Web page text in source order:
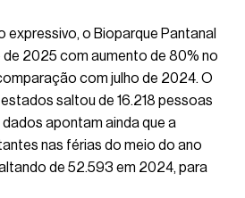
expressivo, o Bioparque Pantanal
de 2025 com aumento de 80% no
com julho de 2024. O
saltou de 16.218 pessoas
apontam ainda que a
nas férias do meio do ano
de 52.593 em 2024, para